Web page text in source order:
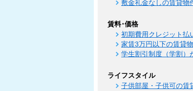
敷金礼金なしの賃貸物
賃料･価格
初期費用クレジット払
家賃3万円以下の賃貸
学生割引制度（学割）
ライフスタイル
子供部屋・子供可の賃